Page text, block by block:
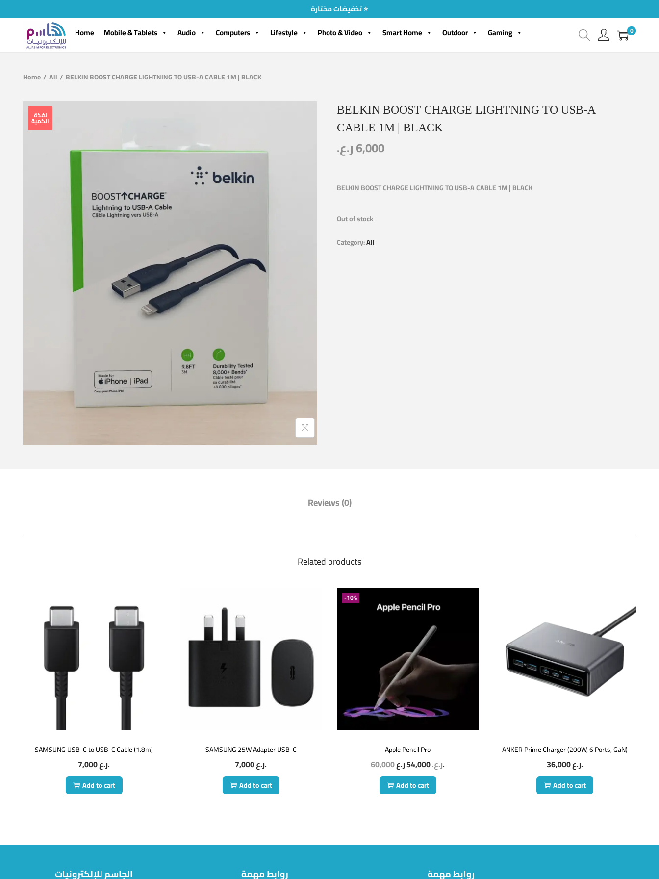
تخفيضات مختارة ⭐
Home Mobile & Tablets Audio Computers Lifestyle Photo & Video Smart Home Outdoor Gaming 0
Home/ All / BELKIN BOOST CHARGE LIGHTNING TO USB-A CABLE 1M | BLACK
نفذة
الكمية
BELKIN BOOST CHARGE LIGHTNING TO USB-A
CABLE 1M | BLACK
6,000ر.ع.
BELKIN BOOST CHARGE LIGHTNING TO USB-A CABLE 1M | BLACK
Out of stock
Category:All
Reviews (0)
Related products
SAMSUNG USB-C to USB-C Cable (1.8m)
7,000 ر.ع.
Add to cart
SAMSUNG 25W Adapter USB-C
7,000 ر.ع.
Add to cart
-10%
Apple Pencil Pro
60,000 ر.ع.54,000 ر.ع.
Add to cart
ANKER Prime Charger (200W, 6 Ports, GaN)
36,000 ر.ع.
Add to cart
الجاسم للإلكترونيات روابط مهمة روابط مهمة